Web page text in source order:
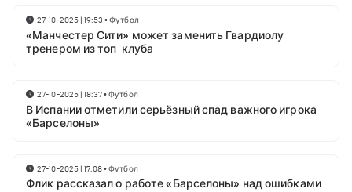
27-10-2025 | 19:53 •Футбол
«Манчестер Сити» может заменить Гвардиолу
тренером из топ-клуба
27-10-2025 | 18:37•Футбол
В Испании отметили серьёзный спад важного игрока
«Барселоны»
27-10-2025 | 17:08•Футбол
Флик рассказал о работе «Барселоны» над ошибками